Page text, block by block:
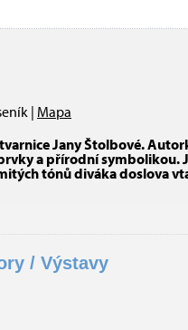
| Mapa
Jany Štolbové.
a přírodní symbolikou.
tónů diváka doslova
/ Výstavy